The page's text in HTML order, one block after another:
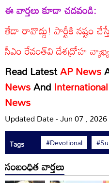
ఈ వార్తలు కూడా చదవండి:
తేడా రావొద్దు! పార్టీకి నష్టం
సీఎం రేవంత్‌వి దేశద్రోహ
Read LatestAP News
NewsAnd
News
Updated Date - Jun 07 ,
Tags #Devotional
సంబంధిత వార్తలు